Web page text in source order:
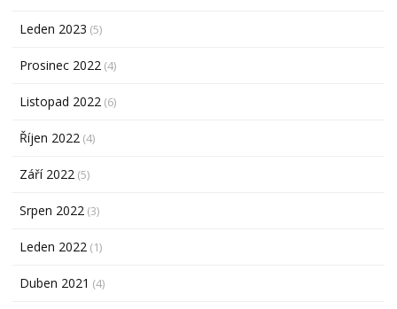
Leden 2023 (5)
Prosinec 2022 (4)
Listopad 2022 (6)
Říjen 2022 (4)
Září 2022 (5)
Srpen 2022 (3)
Leden 2022 (1)
Duben 2021 (4)